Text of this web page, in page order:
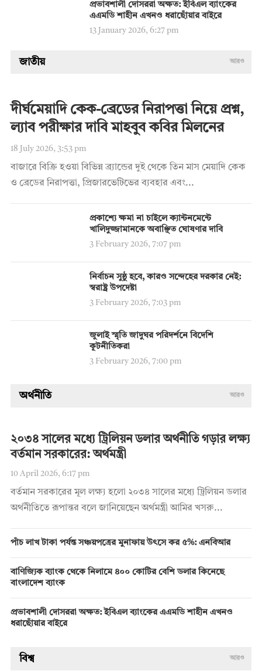
প্রভাবশালী দোসররা অক্ষত: ইবিএল ব্যাংকের
এএমডি শাহীন এখনও ধরাছোঁয়ার বাইরে
13 January 2026, 6:27 pm
জাতীয় আরও
দীর্ঘমেয়াদি কেক-ব্রেডের নিরাপত্তা নিয়ে প্রশ্ন,
ল্যাব পরীক্ষার দাবি মাহবুব কবির মিলনের
18 July 2026, 3:53 pm
বাজারে বিক্রি হওয়া বিভিন্ন ব্র্যান্ডের দুই থেকে তিন মাস মেয়াদি কেক
ও ব্রেডের নিরাপত্তা, প্রিজারভেটিভের ব্যবহার এবং...
প্রকাশ্যে ক্ষমা না চাইলে ক্যান্টনমেন্টে
খালিদুজ্জামানকে অবাঞ্ছিত ঘোষণার দাবি
3 February 2026, 7:07 pm
নির্বাচন সুষ্ঠু হবে, কারও সন্দেহের দরকার নেই:
স্বরাষ্ট্র উপদেষ্টা
3 February 2026, 7:03 pm
জুলাই স্মৃতি জাদুঘর পরিদর্শনে বিদেশি
কূটনীতিকরা
3 February 2026, 7:00 pm
অর্থনীতি আরও
২০৩৪ সালের মধ্যে ট্রিলিয়ন ডলার অর্থনীতি গড়ার লক্ষ্য
বর্তমান সরকারের: অর্থমন্ত্রী
10 April 2026, 6:17 pm
বর্তমান সরকারের মূল লক্ষ্য হলো ২০৩৪ সালের মধ্যে ট্রিলিয়ন ডলার
অর্থনীতিতে রূপান্তর বলে জানিয়েছেন অর্থমন্ত্রী আমির খসরু...
পাঁচ লাখ টাকা পর্যন্ত সঞ্চয়পত্রের মুনাফায় উৎসে কর ৫%: এনবিআর
বাণিজ্যিক ব্যাংক থেকে নিলামে ৪০০ কোটির বেশি ডলার কিনেছে
বাংলাদেশ ব্যাংক
প্রভাবশালী দোসররা অক্ষত: ইবিএল ব্যাংকের এএমডি শাহীন এখনও
ধরাছোঁয়ার বাইরে
বিশ্ব আরও